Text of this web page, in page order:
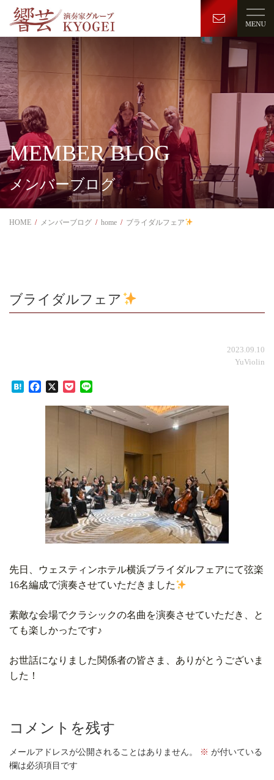
MEMBER BLOG
メンバーブログ
HOME メンバーブログ home ブライダルフェア
ブライダルフェア
2023.09.10
YuViolin
HatenaFacebook
X Pocket
先日、ウェスティンホテル横浜ブライダルフェアにて弦楽
16名編成で演奏させていただきました
素敵な会場でクラシックの名曲を演奏させていただき、と
ても楽しかったです♪
お世話になりました関係者の皆さま、ありがとうございま
した！
コメントを残す
メールアドレスが公開されることはありません。 ※ が付いている
欄は必須項目です